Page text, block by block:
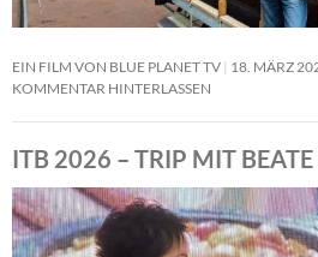
EIN FILM VON BLUE PLANET TV 18. MÄRZ
KOMMENTAR HINTERLASSEN
ITB 2026 – TRIP MIT